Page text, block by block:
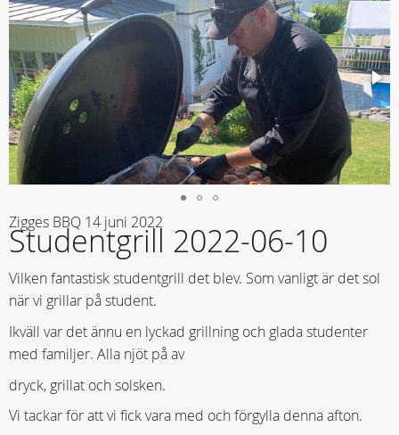
Zigges BBQ 14 juni 2022
Studentgrill 2022-06-10
Vilken fantastisk studentgrill det blev. Som vanligt är det sol
när vi grillar på student.
Ikväll var det ännu en lyckad grillning och glada studenter
med familjer. Alla njöt på av
dryck, grillat och solsken.
Vi tackar för att vi fick vara med och förgylla denna afton.